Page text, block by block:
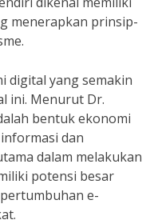
menerapkan prinsip-
digital yang semakin
ini. Menurut Dr.
bentuk ekonomi
dan
dalam melakukan
potensi besar
e-